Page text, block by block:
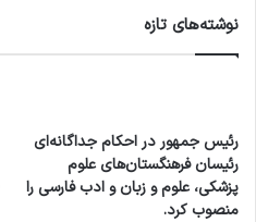
نوشته‌های تازه
رئیس جمهور در احکام جداگانه‌ای
رئیسان فرهنگستان‌های علوم
پزشکی، علوم و زبان و ادب فارسی را
منصوب کرد.